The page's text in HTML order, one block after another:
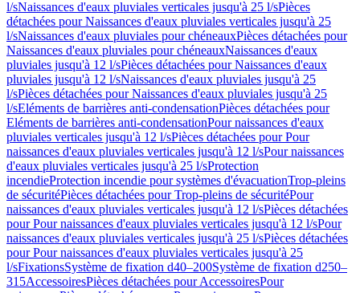
l/sNaissances d'eaux pluviales verticales jusqu'à 25 l/sPièces
détachées pour Naissances d'eaux pluviales verticales jusqu'à 25
l/sNaissances d'eaux pluviales pour chéneauxPièces détachées pour
Naissances d'eaux pluviales pour chéneauxNaissances d'eaux
pluviales jusqu'à 12 l/sPièces détachées pour Naissances d'eaux
pluviales jusqu'à 12 l/sNaissances d'eaux pluviales jusqu'à 25
l/sPièces détachées pour Naissances d'eaux pluviales jusqu'à 25
l/sEléments de barrières anti-condensationPièces détachées pour
Eléments de barrières anti-condensationPour naissances d'eaux
pluviales verticales jusqu'à 12 l/sPièces détachées pour Pour
naissances d'eaux pluviales verticales jusqu'à 12 l/sPour naissances
d'eaux pluviales verticales jusqu'à 25 l/sProtection
incendieProtection incendie pour systèmes d'évacuationTrop-pleins
de sécuritéPièces détachées pour Trop-pleins de sécuritéPour
naissances d'eaux pluviales verticales jusqu'à 12 l/sPièces détachées
pour Pour naissances d'eaux pluviales verticales jusqu'à 12 l/sPour
naissances d'eaux pluviales verticales jusqu'à 25 l/sPièces détachées
pour Pour naissances d'eaux pluviales verticales jusqu'à 25
l/sFixationsSystème de fixation d40–200Système de fixation d250–
315AccessoiresPièces détachées pour AccessoiresPour